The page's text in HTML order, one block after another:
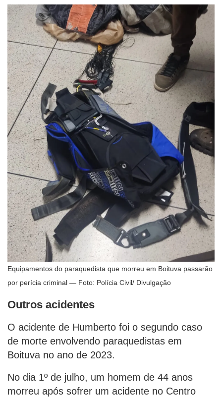
Equipamentos do paraquedista que morreu em Boituva passarão
por perícia criminal — Foto: Polícia Civil/ Divulgação
Outros acidentes
O acidente de Humberto foi o segundo caso
de morte envolvendo paraquedistas em
Boituva no ano de 2023.
No dia 1º de julho, um homem de 44 anos
morreu após sofrer um acidente no Centro